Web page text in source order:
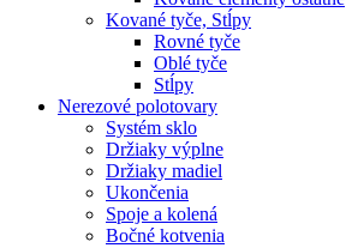
Kované tyče, Stĺpy
Rovné tyče
Oblé tyče
Stĺpy
Nerezové polotovary
Systém sklo
Držiaky výplne
Držiaky madiel
Ukončenia
Spoje a kolená
Bočné kotvenia